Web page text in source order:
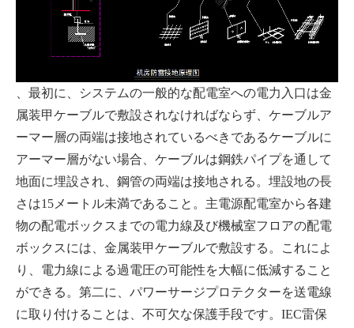
、最初に、システムの一般的な配電室への電力入口は金
属装甲ケーブルで敷設されなければならず、ケーブルア
ーマー層の両端は接地されているべきであるケーブルに
アーマー層がない場合、ケーブルは鋼鉄パイプを通して
地面に埋設され、鋼管の両端は接地される。埋設地の長
さは15メートル未満であること。主電源配電室から各建
物の配電ボックスまでの電力線及び機械室フロアの配電
ボックスには、金属装甲ケーブルで敷設する。これによ
り、電力線による過電圧の可能性を大幅に低減すること
ができる。第二に、パワーサージプロテクターを送電線
に取り付けることは、不可欠な保護手段です。IEC雷保